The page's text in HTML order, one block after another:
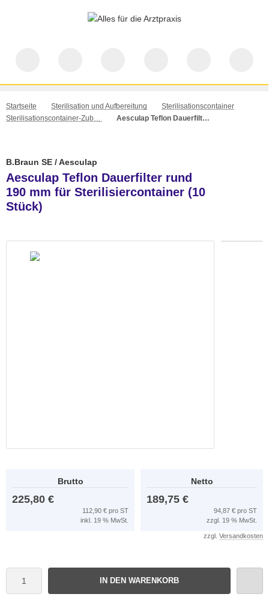
Startseite Sterilisation und Aufbereitung
Sterilisationscontainer
Sterilisationscontainer-Zubehör
Aesculap Teflon Dauerfilter rund 190 mm für Sterilisiercontainer (10 Stück)
B.Braun SE / Aesculap
Aesculap Teflon Dauerfilter rund
190 mm für Sterilisiercontainer (10
Stück)
Brutto
225,80 €
112,90 € pro ST
inkl. 19 % MwSt.
Netto
189,75 €
94,87 € pro ST
zzgl. 19 % MwSt.
zzgl. Versandkosten
IN DEN WARENKORB